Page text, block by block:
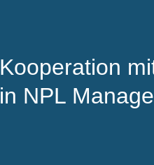
Kooperation
in NPL